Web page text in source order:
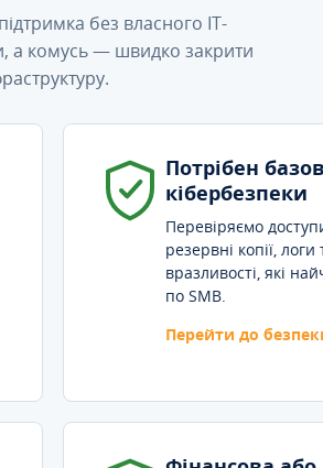
без власного IT-
а комусь — швидко закрити
Потрібен
кібербезпеки
Перевіряємо
резервні копії, логи
вразливості, які
по SMB.
Перейти до